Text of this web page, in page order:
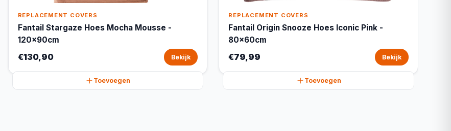
REPLACEMENT COVERS
Fantail Stargaze Hoes Mocha Mousse -
120x90cm
€130,90 Bekijk
Toevoegen
REPLACEMENT COVERS
Fantail Origin Snooze Hoes Iconic Pink -
80x60cm
€79,99 Bekijk
Toevoegen